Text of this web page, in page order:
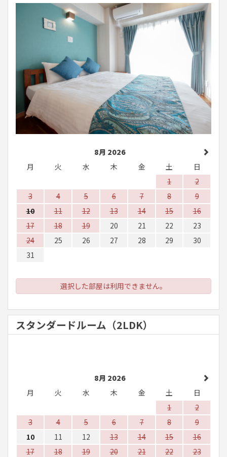
8月 2026
月
火 水 木 金 土
日
1
2
3
4 5 6 7 8
9
10
11 12 13 14 15
16
17
18 19 20 21 22
23
24
25 26 27 28 29
30
31
選択した部屋は利用できません。
スタンダードルーム（2LDK）
8月 2026
月
火 水 木 金 土
日
1
2
3
4 5 6 7 8
9
10
11 12 13 14 15
16
17
18 19 20 21 22 23